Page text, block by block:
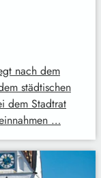
nach dem
städtischen
dem Stadtrat
…